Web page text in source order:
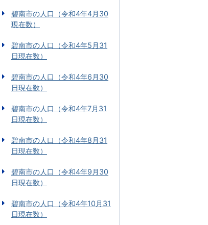
碧南市の人口（令和4年4月30
現在数）
碧南市の人口（令和4年5月31
日現在数）
碧南市の人口（令和4年6月30
日現在数）
碧南市の人口（令和4年7月31
日現在数）
碧南市の人口（令和4年8月31
日現在数）
碧南市の人口（令和4年9月30
日現在数）
碧南市の人口（令和4年10月31
日現在数）